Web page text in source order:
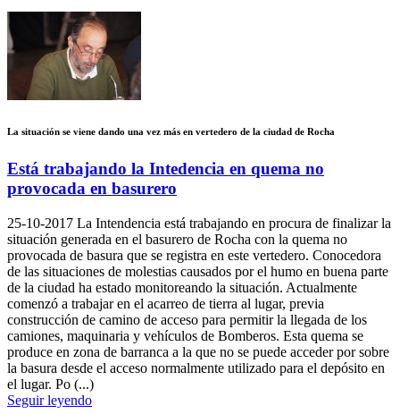
La situación se viene dando una vez más en vertedero de la ciudad de Rocha
Está trabajando la Intedencia en quema no
provocada en basurero
25-10-2017 La Intendencia está trabajando en procura de finalizar la
situación generada en el basurero de Rocha con la quema no
provocada de basura que se registra en este vertedero. Conocedora
de las situaciones de molestias causados por el humo en buena parte
de la ciudad ha estado monitoreando la situación. Actualmente
comenzó a trabajar en el acarreo de tierra al lugar, previa
construcción de camino de acceso para permitir la llegada de los
camiones, maquinaria y vehículos de Bomberos. Esta quema se
produce en zona de barranca a la que no se puede acceder por sobre
la basura desde el acceso normalmente utilizado para el depósito en
el lugar. Po (...)
Seguir leyendo